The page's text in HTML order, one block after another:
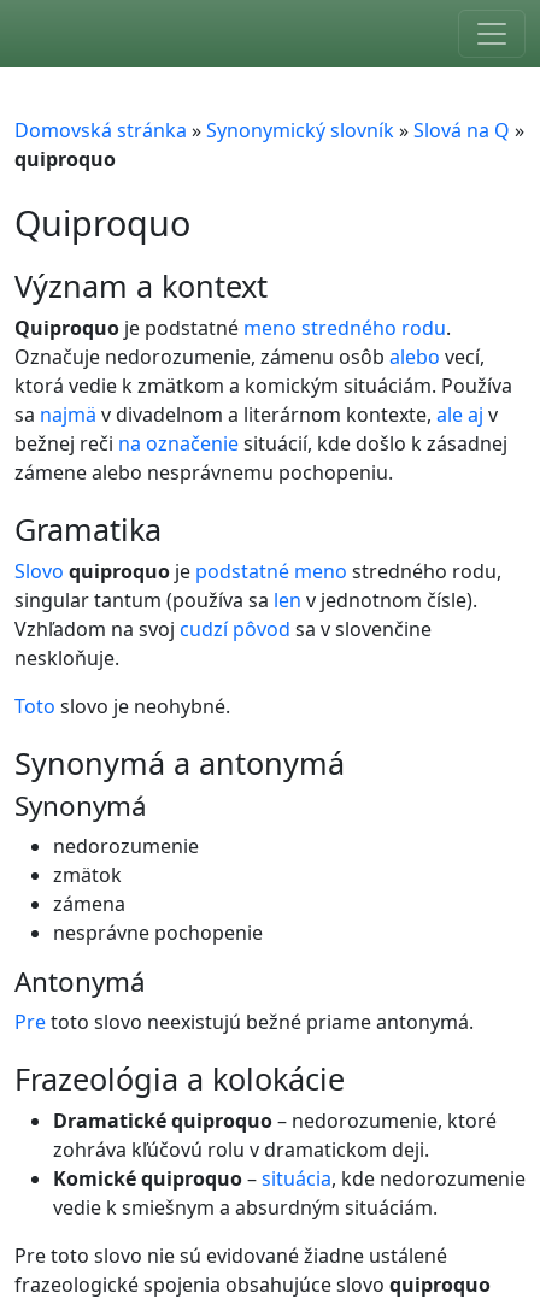
Domovská stránka »Synonymický slovník»Slová na Q »
quiproquo
Quiproquo
význam a kontext
Quiproquo je podstatné meno stredného rodu.
Označuje nedorozumenie, zámenu osôb alebo vecí,
ktorá vedie k zmätkom a komickým situáciám. Používa
sa najmä v divadelnom a literárnom kontexte, aleaj v
bežnej reči na označeniesituácií, kde došlo k zásadnej
zámene alebo nesprávnemu pochopeniu.
gramatika
Slovo quiproquo je podstatné meno stredného rodu,
singular tantum (používa sa len v jednotnom čísle).
Vzhľadom na svoj cudzí pôvod sa v slovenčine
neskloňuje.
Toto slovo je neohybné.
synonymá a antonymá
Synonymá
nedorozumenie
zmätok
zámena
nesprávne pochopenie
Antonymá
Pretoto slovo neexistujú bežné priame antonymá.
frazeológia a kolokácie
Dramatické quiproquo– nedorozumenie, ktoré
zohráva kľúčovú rolu v dramatickom deji.
Komické quiproquo–situácia, kde nedorozumenie
vedie k smiešnym a absurdným situáciám.
Pre toto slovo nie sú evidované žiadne ustálené
frazeologické spojenia obsahujúce slovo quiproquo